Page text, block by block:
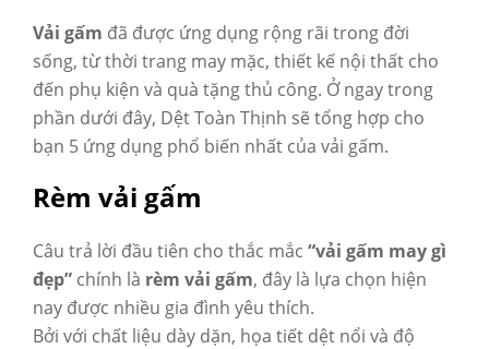
Vải gấm đã được ứng dụng rộng rãi trong đời
sống, từ thời trang may mặc, thiết kế nội thất cho
đến phụ kiện và quà tặng thủ công. Ở ngay trong
phần dưới đây, Dệt Toàn Thịnh sẽ tổng hợp cho
bạn 5 ứng dụng phổ biến nhất của vải gấm.
Rèm vải gấm
Câu trả lời đầu tiên cho thắc mắc “vải gấm may gì
đẹp” chính là rèm vải gấm, đây là lựa chọn hiện
nay được nhiều gia đình yêu thích.
Bởi với chất liệu dày dặn, họa tiết dệt nổi và độ